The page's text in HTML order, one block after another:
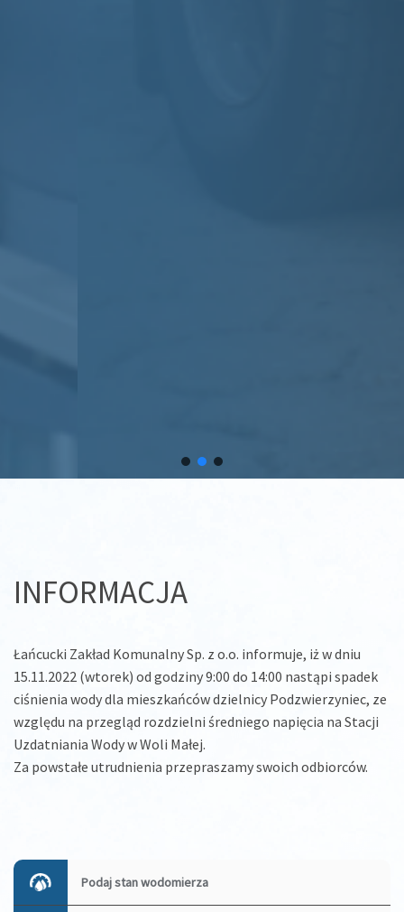
INFORMACJA
Łańcucki Zakład Komunalny Sp. z o.o. informuje, iż w dniu
15.11.2022 (wtorek) od godziny 9:00 do 14:00 nastąpi spadek
ciśnienia wody dla mieszkańców dzielnicy Podzwierzyniec, ze
względu na przegląd rozdzielni średniego napięcia na Stacji
Uzdatniania Wody w Woli Małej.
Za powstałe utrudnienia przepraszamy swoich odbiorców.
Podaj stan wodomierza